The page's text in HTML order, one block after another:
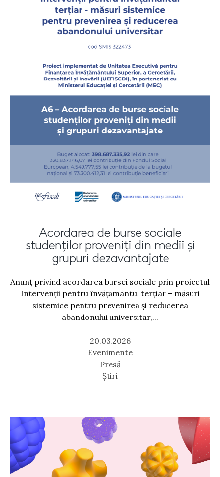
Acordarea de burse sociale
studenților proveniți din medii și
grupuri dezavantajate
Anunț privind acordarea bursei sociale prin proiectul
Intervenții pentru învățământul terțiar – măsuri
sistemice pentru prevenirea și reducerea
abandonului universitar,...
20.03.2026
Evenimente
Presă
Știri